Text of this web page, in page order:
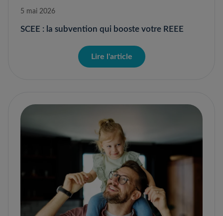
5 mai 2026
SCEE : la subvention qui booste votre REEE
Lire l'article